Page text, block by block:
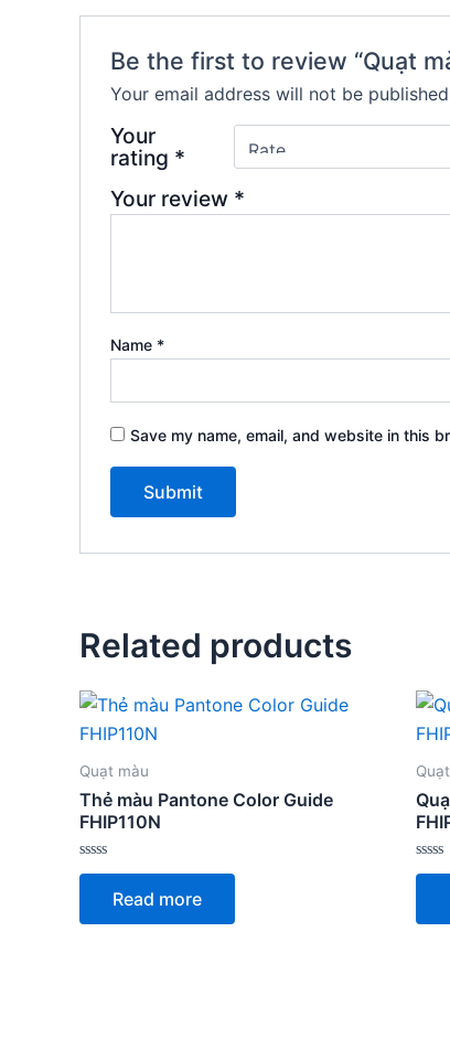
Be the first to review “Quạt
Your email address will not be
Your
rating *
Your review *
Name *
Save my name, email, and website in this
Related products
Quạt màu
Thẻ màu Pantone Color Guide
FHIP110N
Rated
5
Read more
Rated
5